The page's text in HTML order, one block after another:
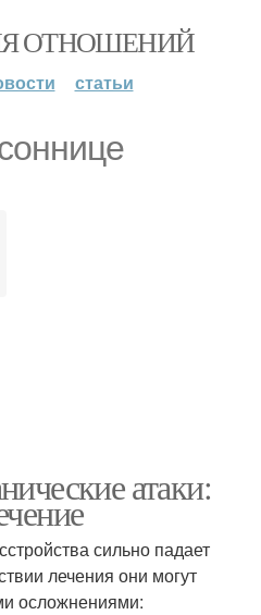
ОТНОШЕНИЙ
статьи
атаки:
сильно падает
лечения они могут
осложнениями: